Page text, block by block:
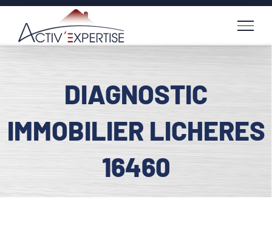
Passer
contenu
DIAGNOSTIC
IMMOBILIER LICHERES
16460